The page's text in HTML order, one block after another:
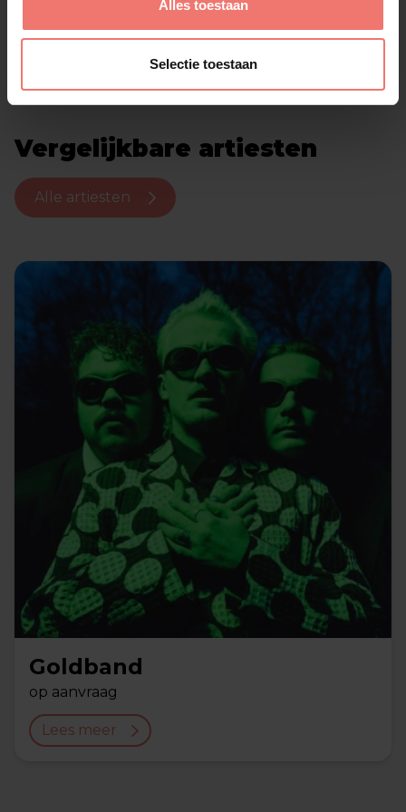
Alles toestaan
Selectie toestaan
Vergelijkbare artiesten
Alle artiesten
Goldband
op aanvraag
Lees meer